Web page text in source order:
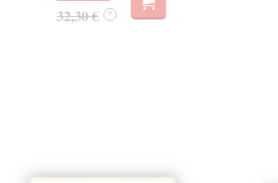
32,30 € ?